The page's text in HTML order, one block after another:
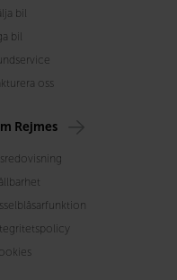
bil
bil
oss
Rejmes